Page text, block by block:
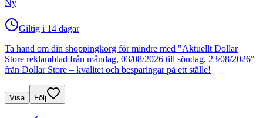
Ny
Giltig i 14 dagar
Ta hand om din shoppingkorg för mindre med "Aktuellt Dollar
Store reklamblad från måndag, 03/08/2026 till söndag, 23/08/2026"
från Dollar Store – kvalitet och besparingar på ett ställe!
Visa Följ